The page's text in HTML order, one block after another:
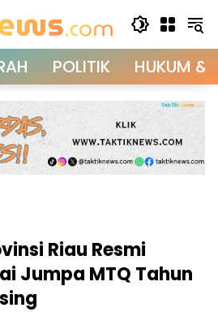
POLITIK HUKUM &
Riau Resmi
Jumpa MTQ Tahun